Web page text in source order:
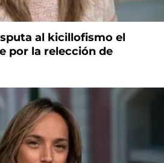
al kicillofismo el
por la relección de